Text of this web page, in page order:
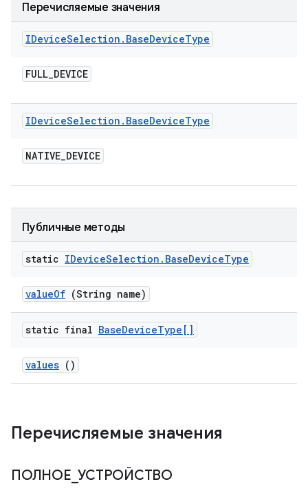
Перечисляемые значения
IDeviceSelection . BaseDeviceType
FULL_DEVICE
IDeviceSelection . BaseDeviceType
NATIVE_DEVICE
Публичные методы
static IDeviceSelection . BaseDeviceType
valueOf (String name)
static final BaseDeviceType[]
values ()
Перечисляемые значения
ПОЛНОЕ _УСТРОЙСТВО